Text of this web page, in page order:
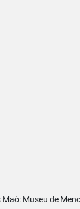
Maó: Museu de